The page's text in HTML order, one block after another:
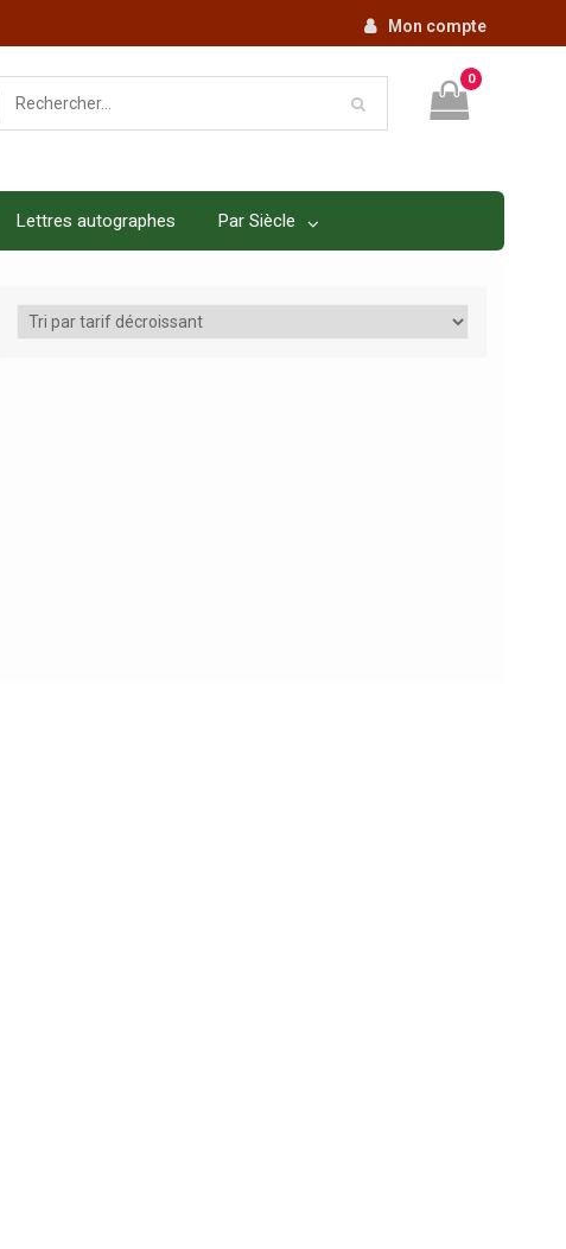
Mon compte
0
Lettres autographes Par Siècle